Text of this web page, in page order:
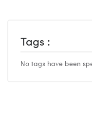
Tags :
No tags have been